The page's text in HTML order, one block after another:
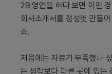
2B 영업을 하다 보면 이런
회사소개서를 정성껏 만들
죠.
처음에는 자료가 부족했나
는 생각보다 다른 곳에 있는